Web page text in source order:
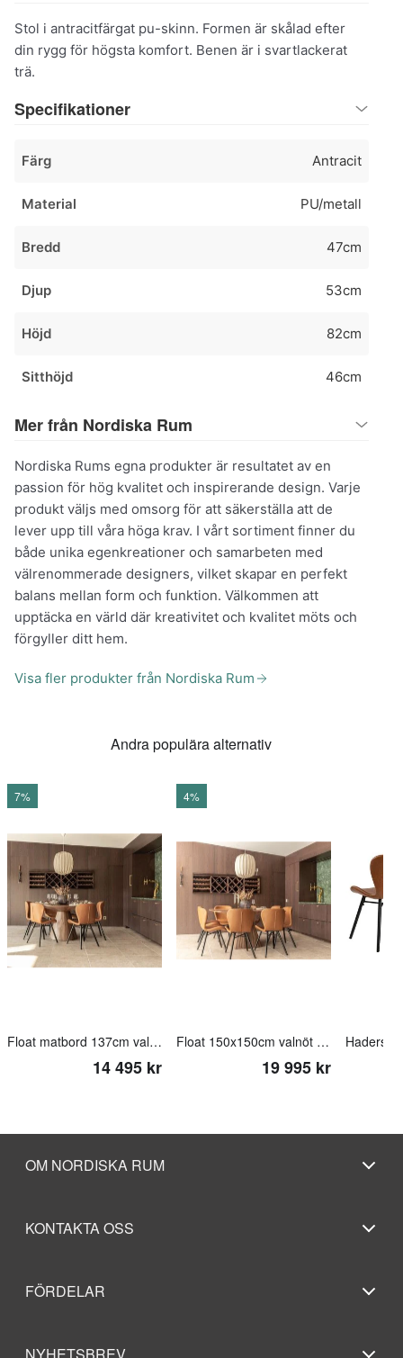
Stol i antracitfärgat pu-skinn. Formen är skålad efter
din rygg för högsta komfort. Benen är i svartlackerat
trä.
Specifikationer
Färg Antracit
Material PU/metall
Bredd 47cm
Djup 53cm
Höjd 82cm
Sitthöjd 46cm
Mer från Nordiska Rum
Nordiska Rums egna produkter är resultatet av en
passion för hög kvalitet och inspirerande design. Varje
produkt väljs med omsorg för att säkerställa att de
lever upp till våra höga krav. I vårt sortiment finner du
både unika egenkreationer och samarbeten med
välrenommerade designers, vilket skapar en perfekt
balans mellan form och funktion. Välkommen att
upptäcka en värld där kreativitet och kvalitet möts och
förgyller ditt hem.
Visa fler produkter från Nordiska Rum
Andra populära alternativ
7%
Float matbord 137cm valnöt med haderslev stolar
14 495 kr
4%
Float 150x150cm valnöt med Haderslev stolar
19 995 kr
OM NORDISKA RUM
KONTAKTA OSS
FÖRDELAR